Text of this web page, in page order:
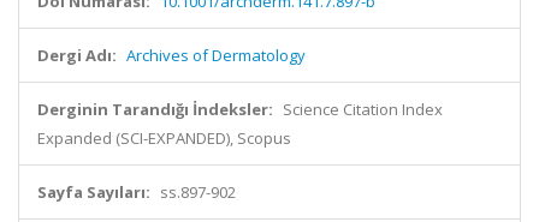
Dergi Adı: Archives of Dermatology
Derginin Tarandığı İndeksler: Science Citation Index
Expanded (SCI-EXPANDED), Scopus
Sayfa Sayıları: ss.897-902